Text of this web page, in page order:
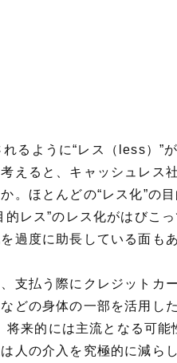
るように“レス（less）”
えると、キャッシュレス
。ほとんどの“レス化”の
レス”のレス化がはびこ
過度に助長している面もあ
支払う際にクレジットカ
どの身体の一部を活用
将来的には主流となる可
人の介入を究極的に減ら